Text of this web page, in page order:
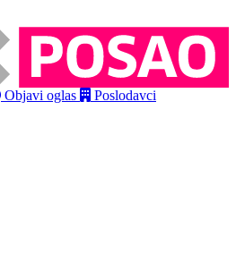
Objavi oglas Poslodavci